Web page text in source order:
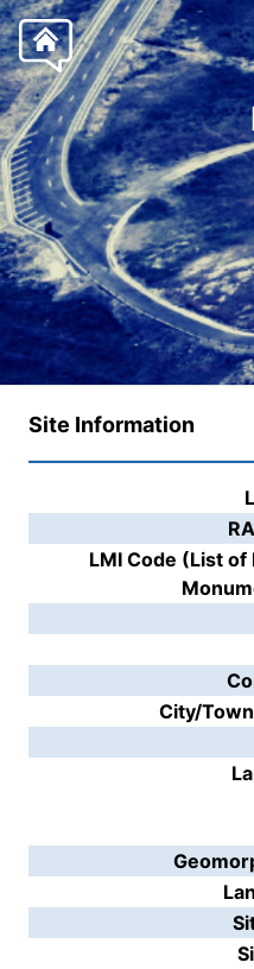
Site Information
LMI Code (List
City/